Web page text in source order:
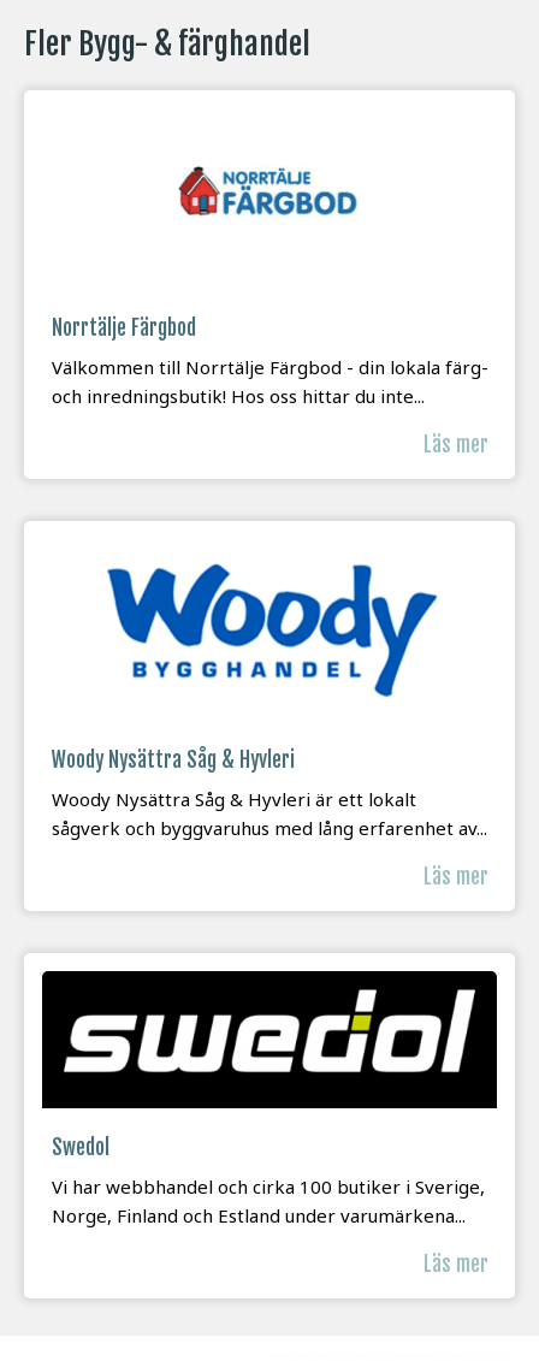
Fler Bygg- & färghandel
Norrtälje Färgbod
Välkommen till Norrtälje Färgbod - din lokala färg-
och inredningsbutik! Hos oss hittar du inte...
Läs mer
Woody Nysättra Såg & Hyvleri
Woody Nysättra Såg & Hyvleri är ett lokalt
sågverk och byggvaruhus med lång erfarenhet av...
Läs mer
Swedol
Vi har webbhandel och cirka 100 butiker i Sverige,
Norge, Finland och Estland under varumärkena...
Läs mer